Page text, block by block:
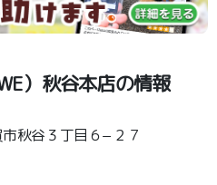
）秋谷本店の情報
秋谷３丁目６−２７